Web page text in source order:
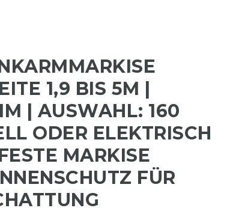
1,9 BIS 5M |
| AUSWAHL: 160
ODER ELEKTRISCH
MARKISE
FÜR